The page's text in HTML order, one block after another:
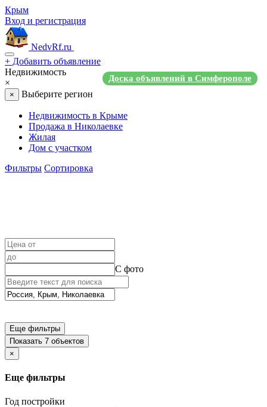
Крым
Вход и регистрация
NedvRf.ru
+ Добавить объявление
Доска объявлений в Симферополе
Недвижимость
×
× Выберите регион
Недвижимость в Крыме
Продажа в Николаевке
Жилая
Дом с участком
Фильтры Сортировка
С фото
Еще фильтры
Показать 7 объектов
×
Еще фильтры
Год постройки